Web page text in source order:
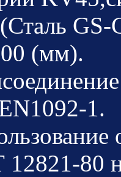
(мм).
1.
12821-80